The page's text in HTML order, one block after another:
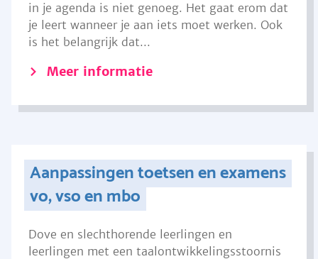
in je agenda is niet genoeg. Het gaat erom dat
je leert wanneer je aan iets moet werken. Ook
is het belangrijk dat...
Meer informatie
Aanpassingen toetsen en examens
vo, vso en mbo
Dove en slechthorende leerlingen en
leerlingen met een taalontwikkelingsstoornis